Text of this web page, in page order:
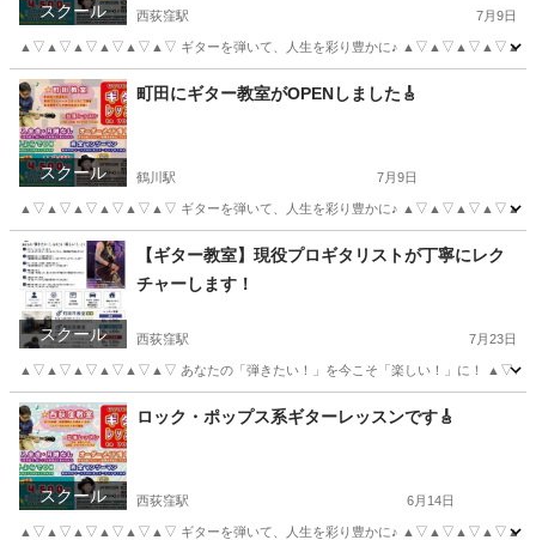
スクール 西荻窪駅 7月9日
▲▽▲▽▲▽▲▽▲▽▲▽ ギターを弾いて、人生を彩り豊かに♪ ▲▽▲▽▲▽▲▽▲▽▲▽ ROCK
東京 杉並区 西荻窪駅 音楽 レッスン
スクール
町田にギター教室がOPENしました🎸
鶴川駅 7月9日
▲▽▲▽▲▽▲▽▲▽▲▽ ギターを弾いて、人生を彩り豊かに♪ ▲▽▲▽▲▽▲▽▲▽▲▽ ROCK
東京 町田市 鶴川駅 ギター レッスン
スクール
【ギター教室】現役プロギタリストが丁寧にレク
チャーします！
西荻窪駅 7月23日
▲▽▲▽▲▽▲▽▲▽▲▽ あなたの「弾きたい！」を今こそ「楽しい！」に！
東京 杉並区 西荻窪駅 ギター レッスン
スクール
ロック・ポップス系ギターレッスンです🎸
西荻窪駅 6月14日
▲▽▲▽▲▽▲▽▲▽▲▽ ギターを弾いて、人生を彩り豊かに♪ ▲▽▲▽▲▽▲▽▲▽▲▽ 親切・